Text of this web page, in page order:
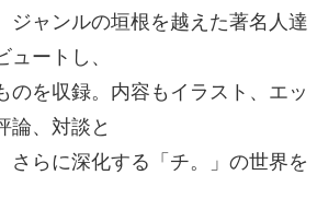
ジャンルの垣根を越えた著名人達
ートし、
のを収録。内容もイラスト、エッ
論、対談と
さらに深化する「チ。」の世界を